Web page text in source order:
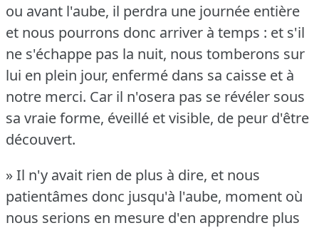
ou avant l'aube, il perdra une journée entière
et nous pourrons donc arriver à temps : et s'il
ne s'échappe pas la nuit, nous tomberons sur
lui en plein jour, enfermé dans sa caisse et à
notre merci. Car il n'osera pas se révéler sous
sa vraie forme, éveillé et visible, de peur d'être
découvert.
» Il n'y avait rien de plus à dire, et nous
patientâmes donc jusqu'à l'aube, moment où
nous serions en mesure d'en apprendre plus